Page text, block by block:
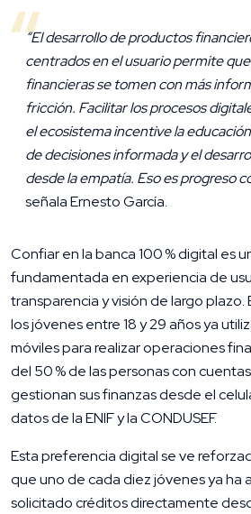
“El desarrollo de productos
centrados en el usuario permite
financieras se tomen con más
fricción. Facilitar los procesos
el ecosistema incentive la
de decisiones informada y el
desde la empatía. Eso es progreso
señala Ernesto García.
Confiar en la banca 100 % digital es
fundamentada en experiencia de
transparencia y visión de largo plazo.
los jóvenes entre 18 y 29 años ya
móviles para realizar operaciones
del 50 % de las personas con
gestionan sus finanzas desde el
datos de la ENIF y la CONDUSEF.
Esta preferencia digital se ve
que uno de cada diez jóvenes ya ha
solicitado créditos directamente